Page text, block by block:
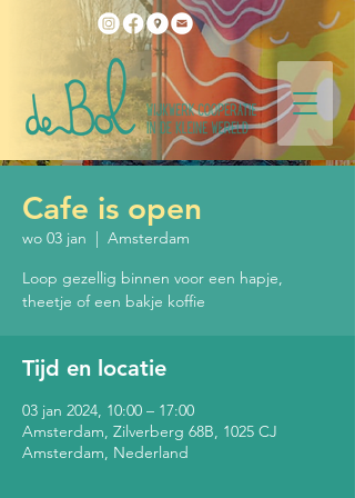
Cafe is open
wo 03 jan
  |
Amsterdam
Loop gezellig binnen voor een hapje,
theetje of een bakje koffie
Tijd en locatie
03 jan 2024, 10:00 – 17:00
Amsterdam, Zilverberg 68B, 1025 CJ
Amsterdam, Nederland